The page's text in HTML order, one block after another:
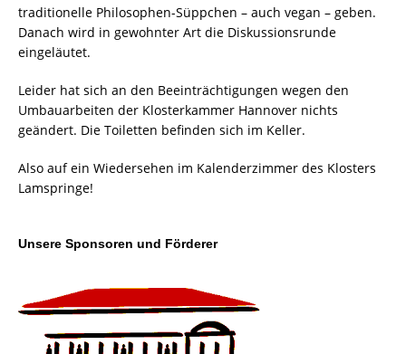
traditionelle Philosophen-Süppchen – auch vegan – geben.
Danach wird in gewohnter Art die Diskussionsrunde
eingeläutet.
Leider hat sich an den Beeinträchtigungen wegen den
Umbauarbeiten der Klosterkammer Hannover nichts
geändert. Die Toiletten befinden sich im Keller.
Also auf ein Wiedersehen im Kalenderzimmer des Klosters
Lamspringe!
Unsere Sponsoren und Förderer